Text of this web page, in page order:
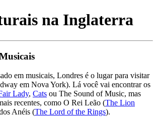
na Inglaterra
em musicais, Londres é o lugar para visitar
em Nova York). Lá você vai encontrar os
Lady, Cats ou The Sound of Music, mas
recentes, como O Rei Leão (The Lion
Anéis (The Lord of the Rings).